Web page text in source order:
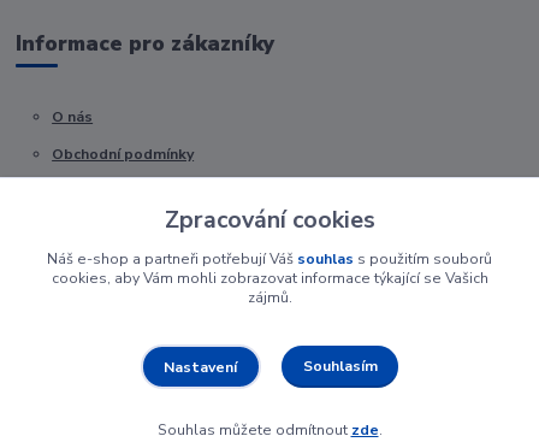
Informace pro zákazníky
O nás
Obchodní podmínky
Vytvořeno na Eshop-rychle.cz
Zpracování cookies
Náš e-shop a partneři potřebují Váš souhlas s použitím souborů
cookies, aby Vám mohli zobrazovat informace týkající se Vašich
zájmů.
Nastavení Souhlasím
Souhlas můžete odmítnout zde.